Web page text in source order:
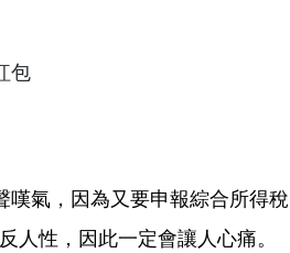
包
氣，因為又要申報綜合所得
人性，因此一定會讓人心痛。